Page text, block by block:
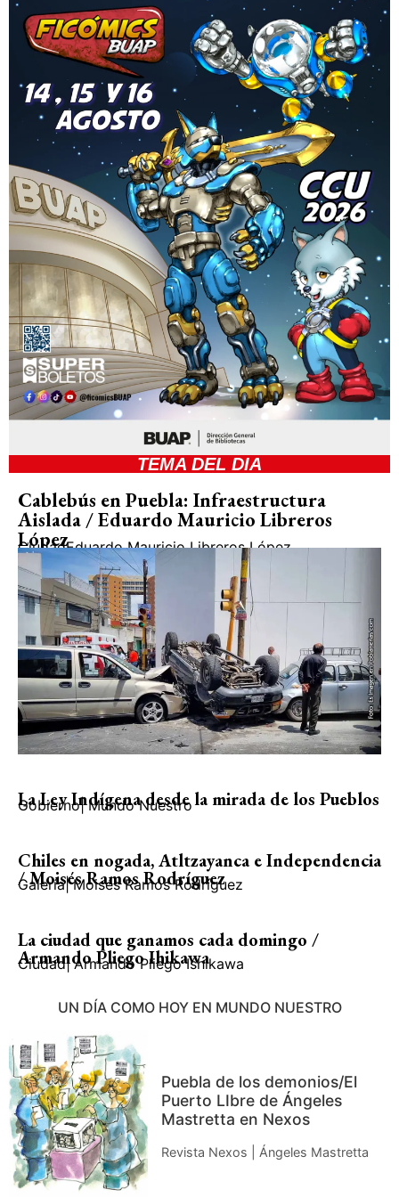
TEMA DEL DIA
Cablebús en Puebla: Infraestructura
Aislada / Eduardo Mauricio Libreros
López
CiudadEduardo Mauricio Libreros López
La Ley Indígena desde la mirada de los Pueblos
Gobierno| Mundo Nuestro
Chiles en nogada, Atltzayanca e Independencia
/ Moisés Ramos Rodríguez
Galería| Moisés Ramos Rodríguez
La ciudad que ganamos cada domingo /
Armando Pliego Ihikawa
Ciudad| Armando Pliego Ishikawa
UN DÍA COMO HOY EN MUNDO NUESTRO
Puebla de los demonios/El
Puerto LIbre de Ángeles
Mastretta en Nexos
Revista Nexos | Ángeles Mastretta